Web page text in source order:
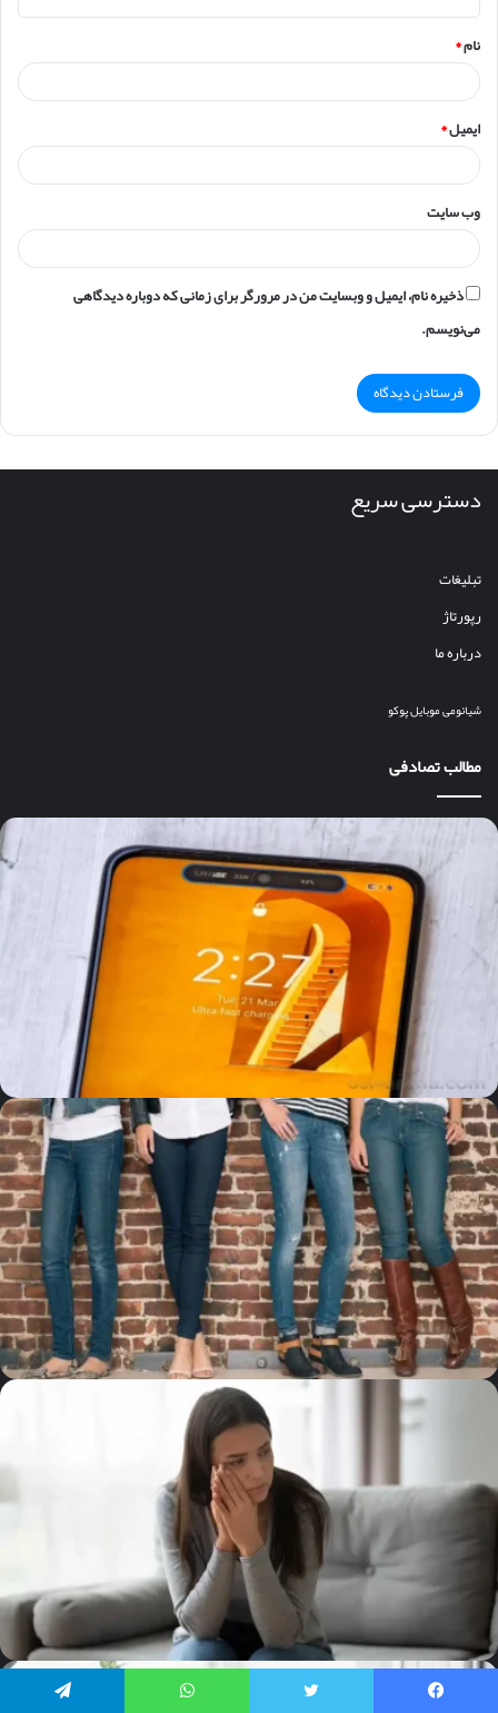
*
نام*
ایمیل*
وب‌ سایت
ذخیره نام، ایمیل و وبسایت من در مرورگر برای زمانی که دوباره دیدگاهی
می‌نویسم.
دسترسی سریع
تبلیغات
رپورتاژ
درباره ما
شیائومیموبایلپوکو
مطالب تصادفی